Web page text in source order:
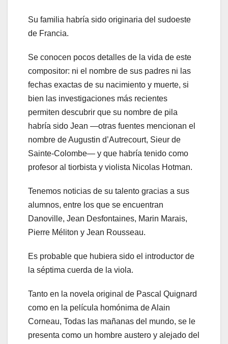
Su familia habría sido originaria del sudoeste
de Francia.
Se conocen pocos detalles de la vida de este
compositor: ni el nombre de sus padres ni las
fechas exactas de su nacimiento y muerte, si
bien las investigaciones más recientes
permiten descubrir que su nombre de pila
habría sido Jean —otras fuentes mencionan el
nombre de Augustin d’Autrecourt, Sieur de
Sainte-Colombe— y que habría tenido como
profesor al tiorbista y violista Nicolas Hotman.
Tenemos noticias de su talento gracias a sus
alumnos, entre los que se encuentran
Danoville, Jean Desfontaines, Marin Marais,
Pierre Méliton y Jean Rousseau.
Es probable que hubiera sido el introductor de
la séptima cuerda de la viola.
Tanto en la novela original de Pascal Quignard
como en la película homónima de Alain
Corneau, Todas las mañanas del mundo, se le
presenta como un hombre austero y alejado del